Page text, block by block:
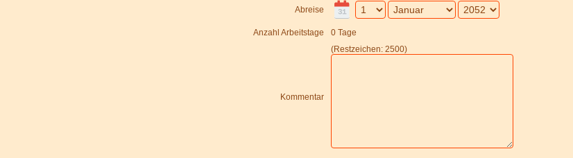
Abreise
Anzahl Arbeitstage 0Tage
Kommentar
(Restzeichen: 2500)